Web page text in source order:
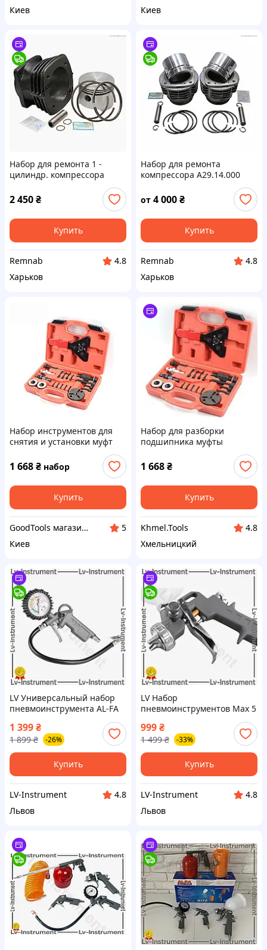
Киев
Киев
Набор для ремонта 1 -
цилиндр. компрессора
2 450₴
Купить
Remnab
4.8
Харьков
Набор для ремонта
компрессора А29.14.000
ИКАРУС; ЛИАЗ; БЗКТ; УРАЛ)
от 4 000₴
Купить
Remnab
4.8
Харьков
Набор инструментов для
снятия и установки муфт
(сцепления) компрессора
авто кондиционера REWOLT
T3054
1 668₴ набор
Купить
GoodTools магазин инструмента
5
Киев
Набор для разборки
подшипника муфты
автокондиционера REWOLT
T3054, Съемники
компрессора муфты
автокондиционера
1 668₴
Купить
Khmel.Tools
4.8
Хмельницкий
LV Универсальный набор
пневмоинструмента AL-FA
покраски накачки очистки
TOP|LV
1 399₴
1 899 ₴ -26%
Купить
LV-Instrument
4.8
Львов
LV Набор
пневмоинструментов Max 5
покраски накачки шин
распыления жидкостей
TOP|LV
999₴
1 499 ₴ -33%
Купить
LV-Instrument
4.8
Львов